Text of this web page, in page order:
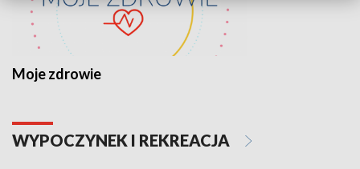
Moje zdrowie
WYPOCZYNEK I REKREACJA